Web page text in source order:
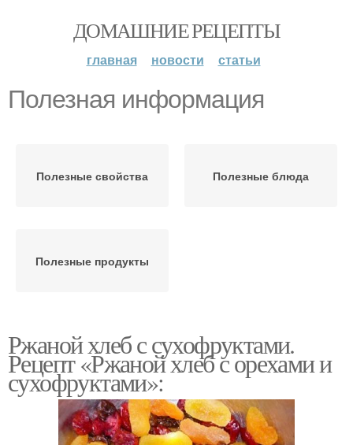
ДОМАШНИЕ РЕЦЕПТЫ
главная новости статьи
Полезная информация
Полезные свойства Полезные блюда
Полезные продукты
Ржаной хлеб с сухофруктами.
Рецепт «Ржаной хлеб с орехами и
сухофруктами»: